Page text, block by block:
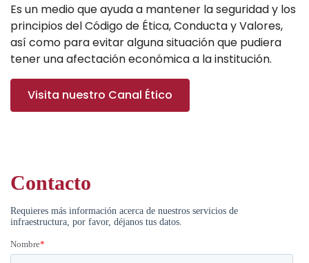
Es un medio que ayuda a mantener la seguridad y los
principios del Código de Ética, Conducta y Valores,
así como para evitar alguna situación que pudiera
tener una afectación económica a la institución.
Visita nuestro Canal Ético